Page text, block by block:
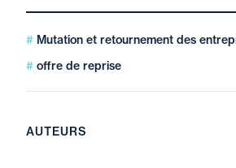
Mutation et retournement des
offre de reprise
AUTEURS